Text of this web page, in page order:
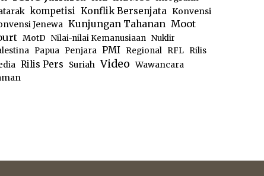
kompetisi Konflik Bersenjata Konvensi
Jenewa Kunjungan Tahanan Moot
MotD Nilai-nilai Kemanusiaan Nuklir
Papua Penjara PMI Regional RFL
Rilis
Rilis Pers Suriah Video Wawancara